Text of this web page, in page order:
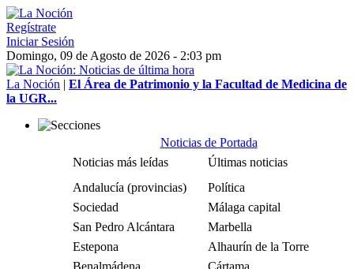
Regístrate
Iniciar Sesión
Domingo, 09 de Agosto de 2026 - 2:03 pm
La Noción | El Área de Patrimonio y la Facultad de Medicina de
la UGR...
Noticias de Portada
Noticias más leídas
Últimas noticias
Andalucía (provincias)
Política
Sociedad
Málaga capital
San Pedro Alcántara
Marbella
Estepona
Alhaurín de la Torre
Benalmádena
Cártama